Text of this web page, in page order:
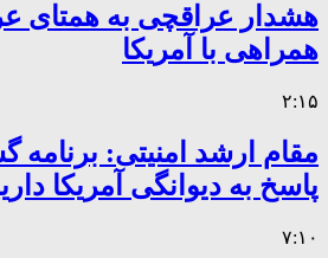
هشدار عراقچی به همتای
همراهی با آمریکا
۲:۱۵
مقام ارشد امنیتی: برنامه
پاسخ به دیوانگی آمریکا
۷:۱۰